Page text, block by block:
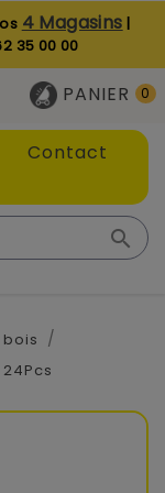
4 Magasins |
35 00 00
PANIER 0
Contact
